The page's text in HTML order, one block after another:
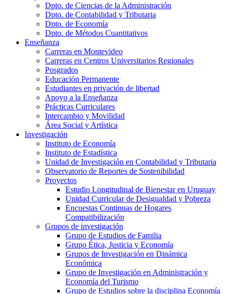
Dpto. de Ciencias de la Administración
Dpto. de Contabilidad y Tributaria
Dpto. de Economía
Dpto. de Métodos Cuantitativos
Enseñanza
Carreras en Montevideo
Carreras en Centros Universitarios Regionales
Posgrados
Educación Permanente
Estudiantes en privación de libertad
Apoyo a la Enseñanza
Prácticas Curriculares
Intercambio y Movilidad
Área Social y Artística
Investigación
Instituto de Economía
Instituto de Estadística
Unidad de Investigación en Contabilidad y Tributaria
Observatorio de Reportes de Sostenibilidad
Proyectos
Estudio Longitudinal de Bienestar en Uruguay
Unidad Curricular de Desigualdad y Pobreza
Encuestas Continuas de Hogares
Compatibilización
Grupos de investigación
Grupo de Estudios de Familia
Grupo Ética, Justicia y Economía
Grupos de Investigación en Dinámica
Económica
Grupo de Investigación en Administración y
Economía del Turismo
Grupo de Estudios sobre la disciplina Economía